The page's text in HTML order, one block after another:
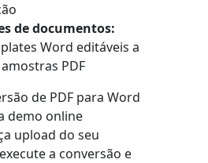
de documentos:
Word editáveis a
PDF
de PDF para Word
demo online
upload do seu
a conversão e